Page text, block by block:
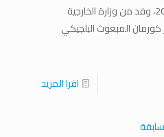
وصل يوم الأحد 19 حزيران 2022، وفد من وزارة الخارجية
كورمان المبعوث البلجيكي
اقرا المزيد